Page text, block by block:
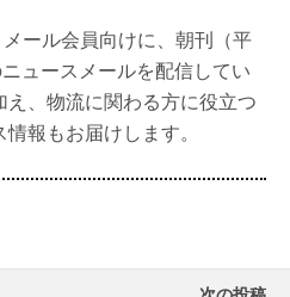
ール会員向けに、朝刊（平
ュースメールを配信してい
、物流に関わる方に役立つ
報もお届けします。